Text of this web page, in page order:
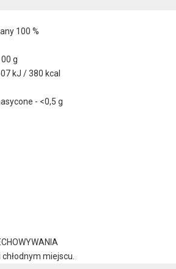
100 %
g
kJ / 380 kcal
- <0,5 g
miejscu.